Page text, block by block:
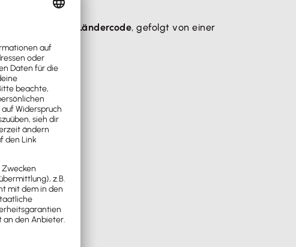
Ländercode, gefolgt von einer